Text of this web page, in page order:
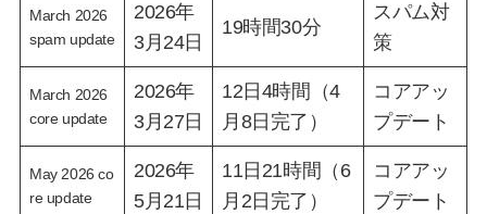
March 2026
spam update
2026年
3月24日
19時間30分
スパム対
策
March 2026
core update
2026年
3月27日
12日4時間（4
月8日完了）
コアアッ
プデート
May 2026 co
re update
2026年
5月21日
11日21時間（6
月2日完了）
コアアッ
プデート